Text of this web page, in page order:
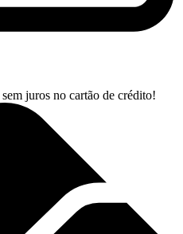
sem juros no cartão de crédito!